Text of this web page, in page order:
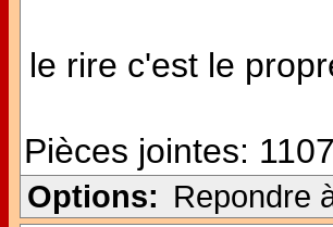
le rire c'est le
Pièces jointes:
Options: Repondre